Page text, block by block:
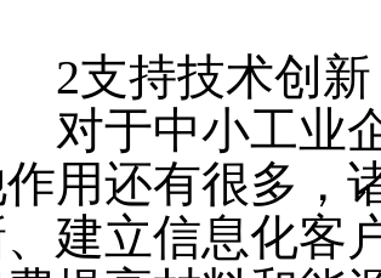
支持技术创新
于中小工业企
用还有很多，
建立信息化客